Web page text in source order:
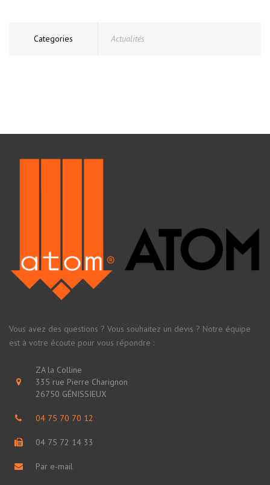
Categories Actualités
Vous avez des questions ? Vous souhaitez un devis ? Notre équipe
est à votre écoute pour vous répondre :
ZA la Colline
335 rue Pierre Charignon
26750 GÉNISSIEUX
04 75 70 70 12
04 75 72 14 33
Par e-mail